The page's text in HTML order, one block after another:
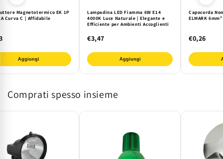
Magnetotermico EK 1P
Curva C | Affidabile
Aggiungi
Lampadina LED Fiamma 6W E14
4000K Luce Naturale | Elegante e
Efficiente per Ambienti Accoglienti
€3,47
Aggiungi
Capocorda
ELMARK
€0,26
Comprati spesso insieme